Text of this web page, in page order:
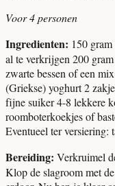
Voor 4 personen
Ingredienten: 150
al te verkrijgen 200
zwarte bessen of een
(Griekse) yoghurt 2
fijne suiker 4-8 lekkere
roomboterkoekjes of
Eventueel ter versiering:
Bereiding: Verkruimel
Klop de slagroom met